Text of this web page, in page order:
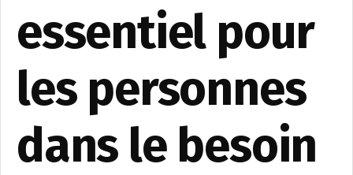
essentiel pour
les personnes
dans le besoin